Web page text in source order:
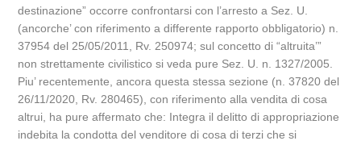
destinazione” occorre confrontarsi con l’arresto a Sez. U.
(ancorche’ con riferimento a differente rapporto obbligatorio) n.
37954 del 25/05/2011, Rv. 250974; sul concetto di “altruita’”
non strettamente civilistico si veda pure Sez. U. n. 1327/2005.
Piu’ recentemente, ancora questa stessa sezione (n. 37820 del
26/11/2020, Rv. 280465), con riferimento alla vendita di cosa
altrui, ha pure affermato che: Integra il delitto di appropriazione
indebita la condotta del venditore di cosa di terzi che si